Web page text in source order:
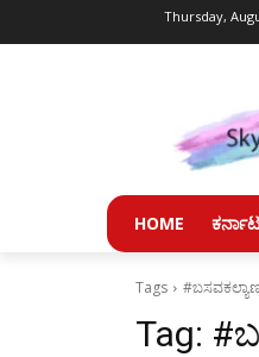
Thursday,
HOME
Tags
Tag: